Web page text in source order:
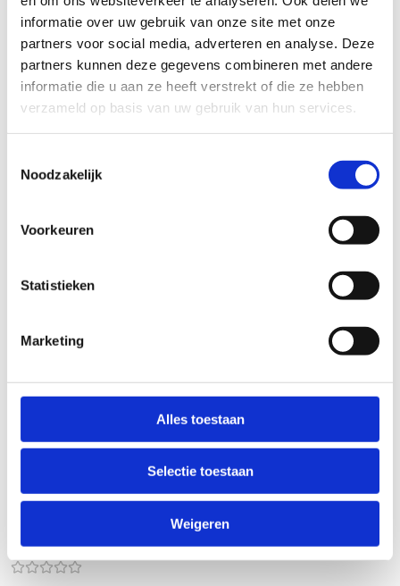
informatie over uw gebruik van onze site met onze
partners voor social media, adverteren en analyse. Deze
partners kunnen deze gegevens combineren met andere
informatie die u aan ze heeft verstrekt of die ze hebben
verzameld op basis van uw gebruik van hun services.
Noodzakelijk
Voorkeuren
Statistieken
Marketing
Alles toestaan
Selectie toestaan
Weigeren
ALGEMENE BEOORDELING *
slecht goed
FYSIEKE INSPANNING
licht
TECHNISCHE MOEILIJKHEIDSGRAAD
makkelijk
BEWEGWIJZERING
slecht
STAAT VAN PARCOURS(ONDERGROND, BEGROEIING, ONDERHOUD)